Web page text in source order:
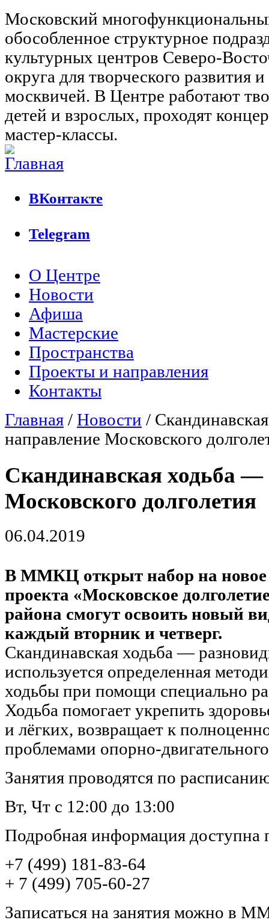
Московский
обособленное структурное
культурных центров Северо-
округа для творческого развития
москвичей. В Центре работают
детей и взрослых, проходят
мастер-классы.
ВКонтакте
Telegram
Главное меню
О Центре
Новости
Афиша
Мастерские
Пространства
Проекты и направления
Контакты
Вы здесь
Главная / Новости /
направление Московского
Скандинавская ходьба —
Московского долголетия
06.04.2019
В ММКЦ открыт набор на новое
проекта «Московское
района смогут освоить новый
каждый вторник и четверг.
Скандинавская ходьба —
используется определенная
ходьбы при помощи специально
Ходьба помогает укрепить
и лёгких, возвращает к
проблемами опорно-
Занятия проводятся по
Вт, Чт с 12:00 до 13:00
Подробная информация доступна
+7 (499) 181-83-64
+ 7 (499) 705-60-27
Записаться на занятия можно в